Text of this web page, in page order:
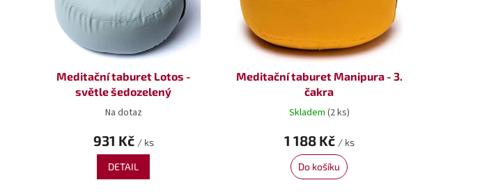
Meditační taburet Lotos -
světle šedozelený
Na dotaz
931 Kč / ks
DETAIL
Meditační taburet Manipura - 3.
čakra
Skladem (2 ks)
1 188 Kč / ks
Do košíku